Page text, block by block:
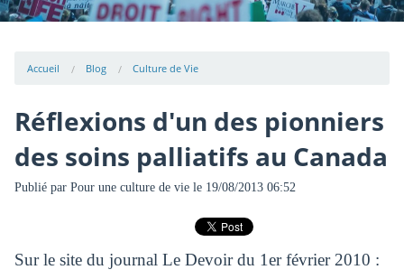
Accueil Blog Culture de Vie
Réflexions d'un des pionniers
des soins palliatifs au Canada
Publié par Pour une culture de viele 19/08/2013 06:52
Sur le site du journal Le Devoir du 1er février 2010 :